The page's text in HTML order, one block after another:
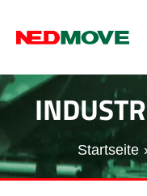
Inhalt
Startseite